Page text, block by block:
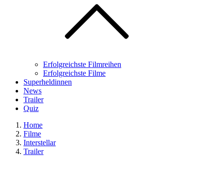
Erfolgreichste Filmreihen
Erfolgreichste Filme
Superheldinnen
News
Trailer
Quiz
Home
Filme
Interstellar
Trailer